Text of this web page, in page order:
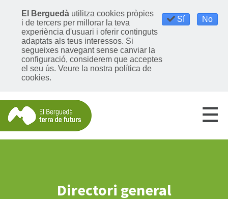
Sí No
El Berguedà utilitza cookies pròpies
i de tercers per millorar la teva
experiència d'usuari i oferir continguts
adaptats als teus interessos. Si
segueixes navegant sense canviar la
configuració, considerem que acceptes
el seu ús. Veure la nostra política de
cookies.
Directori general